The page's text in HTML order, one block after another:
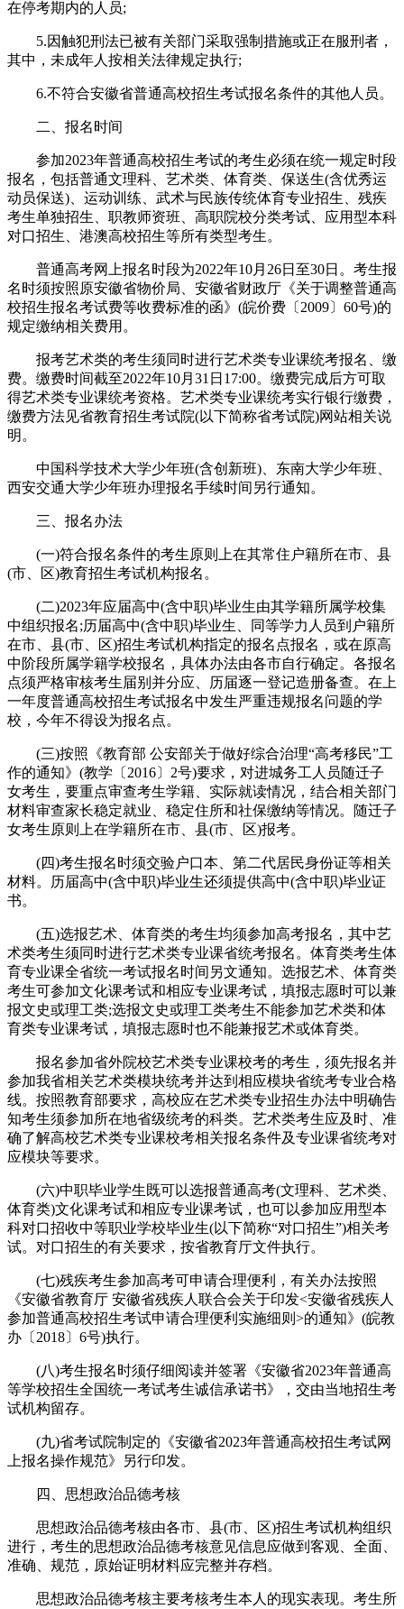
在停考期内的人员;
5.因触犯刑法已被有关部门采取强制措施或正在服刑者，
其中，未成年人按相关法律规定执行;
6.不符合安徽省普通高校招生考试报名条件的其他人员。
二、报名时间
参加2023年普通高校招生考试的考生必须在统一规定时段
报名，包括普通文理科、艺术类、体育类、保送生(含优秀运
动员保送)、运动训练、武术与民族传统体育专业招生、残疾
考生单独招生、职教师资班、高职院校分类考试、应用型本科
对口招生、港澳高校招生等所有类型考生。
普通高考网上报名时段为2022年10月26日至30日。考生报
名时须按照原安徽省物价局、安徽省财政厅《关于调整普通高
校招生报名考试费等收费标准的函》(皖价费〔2009〕60号)的
规定缴纳相关费用。
报考艺术类的考生须同时进行艺术类专业课统考报名、缴
费。缴费时间截至2022年10月31日17:00。缴费完成后方可取
得艺术类专业课统考资格。艺术类专业课统考实行银行缴费，
缴费方法见省教育招生考试院(以下简称省考试院)网站相关说
明。
中国科学技术大学少年班(含创新班)、东南大学少年班、
西安交通大学少年班办理报名手续时间另行通知。
三、报名办法
(一)符合报名条件的考生原则上在其常住户籍所在市、县
(市、区)教育招生考试机构报名。
(二)2023年应届高中(含中职)毕业生由其学籍所属学校集
中组织报名;历届高中(含中职)毕业生、同等学力人员到户籍所
在市、县(市、区)招生考试机构指定的报名点报名，或在原高
中阶段所属学籍学校报名，具体办法由各市自行确定。各报名
点须严格审核考生届别并分应、历届逐一登记造册备查。在上
一年度普通高校招生考试报名中发生严重违规报名问题的学
校，今年不得设为报名点。
(三)按照《教育部 公安部关于做好综合治理“高考移民”工
作的通知》(教学〔2016〕2号)要求，对进城务工人员随迁子
女考生，要重点审查考生学籍、实际就读情况，结合相关部门
材料审查家长稳定就业、稳定住所和社保缴纳等情况。随迁子
女考生原则上在学籍所在市、县(市、区)报考。
(四)考生报名时须交验户口本、第二代居民身份证等相关
材料。历届高中(含中职)毕业生还须提供高中(含中职)毕业证
书。
(五)选报艺术、体育类的考生均须参加高考报名，其中艺
术类考生须同时进行艺术类专业课省统考报名。体育类考生体
育专业课全省统一考试报名时间另文通知。选报艺术、体育类
考生可参加文化课考试和相应专业课考试，填报志愿时可以兼
报文史或理工类;选报文史或理工类考生不能参加艺术类和体
育类专业课考试，填报志愿时也不能兼报艺术或体育类。
报名参加省外院校艺术类专业课校考的考生，须先报名并
参加我省相关艺术类模块统考并达到相应模块省统考专业合格
线。按照教育部要求，高校应在艺术类专业招生办法中明确告
知考生须参加所在地省级统考的科类。艺术类考生应及时、准
确了解高校艺术类专业课校考相关报名条件及专业课省统考对
应模块等要求。
(六)中职毕业学生既可以选报普通高考(文理科、艺术类、
体育类)文化课考试和相应专业课考试，也可以参加应用型本
科对口招收中等职业学校毕业生(以下简称“对口招生”)相关考
试。对口招生的有关要求，按省教育厅文件执行。
(七)残疾考生参加高考可申请合理便利，有关办法按照
《安徽省教育厅 安徽省残疾人联合会关于印发<安徽省残疾人
参加普通高校招生考试申请合理便利实施细则>的通知》(皖教
办〔2018〕6号)执行。
(八)考生报名时须仔细阅读并签署《安徽省2023年普通高
等学校招生全国统一考试考生诚信承诺书》，交由当地招生考
试机构留存。
(九)省考试院制定的《安徽省2023年普通高校招生考试网
上报名操作规范》另行印发。
四、思想政治品德考核
思想政治品德考核由各市、县(市、区)招生考试机构组织
进行，考生的思想政治品德考核意见信息应做到客观、全面、
准确、规范，原始证明材料应完整并存档。
思想政治品德考核主要考核考生本人的现实表现。考生所